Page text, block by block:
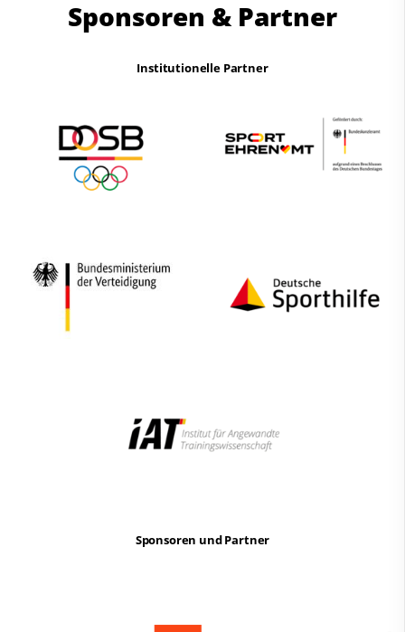
Sponsoren & Partner
Institutionelle Partner
Sponsoren und Partner